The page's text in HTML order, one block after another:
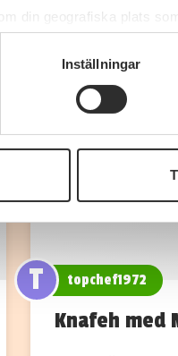
din geografiska plats
att aktivt skanna
uppgifter
när som helst från cookie-
webbplatsen intygar du att
har tillhandahållit eller
Inställningar
T topchef1972
Knafeh med